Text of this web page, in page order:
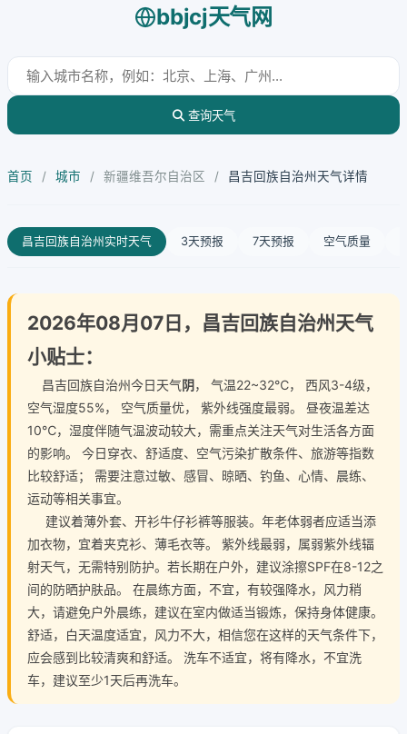
bbjcj天气网
查询天气
首页 / 城市 / 新疆维吾尔自治区 / 昌吉回族自治州天气详情
昌吉回族自治州实时天气 3天预报 7天预报 空气质量
2026年08月07日，昌吉回族自治州天气
小贴士：
昌吉回族自治州今日天气阴， 气温22~32℃， 西风3-4级，
空气湿度55%， 空气质量优， 紫外线强度最弱。 昼夜温差达
10℃，湿度伴随气温波动较大，需重点关注天气对生活各方面
的影响。 今日穿衣、舒适度、空气污染扩散条件、旅游等指数
比较舒适； 需要注意过敏、感冒、晾晒、钓鱼、心情、晨练、
运动等相关事宜。
建议着薄外套、开衫牛仔衫裤等服装。年老体弱者应适当添
加衣物，宜着夹克衫、薄毛衣等。 紫外线最弱，属弱紫外线辐
射天气，无需特别防护。若长期在户外，建议涂擦SPF在8-12之
间的防晒护肤品。 在晨练方面，不宜，有较强降水，风力稍
大，请避免户外晨练，建议在室内做适当锻炼，保持身体健康。
舒适，白天温度适宜，风力不大，相信您在这样的天气条件下，
应会感到比较清爽和舒适。 洗车不适宜，将有降水，不宜洗
车，建议至少1天后再洗车。